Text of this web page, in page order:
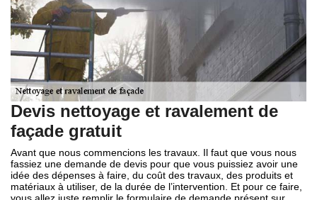
Devis nettoyage et ravalement de
façade gratuit
Avant que nous commencions les travaux. Il faut que vous nous
fassiez une demande de devis pour que vous puissiez avoir une
idée des dépenses à faire, du coût des travaux, des produits et
matériaux à utiliser, de la durée de l’intervention. Et pour ce faire,